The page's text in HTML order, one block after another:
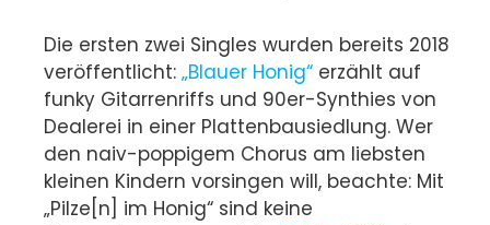
Die ersten zwei Singles wurden bereits 2018
veröffentlicht: „Blauer Honig“ erzählt auf
funky Gitarrenriffs und 90er-Synthies von
Dealerei in einer Plattenbausiedlung. Wer
den naiv-poppigem Chorus am liebsten
kleinen Kindern vorsingen will, beachte: Mit
„Pilze[n] im Honig“ sind keine